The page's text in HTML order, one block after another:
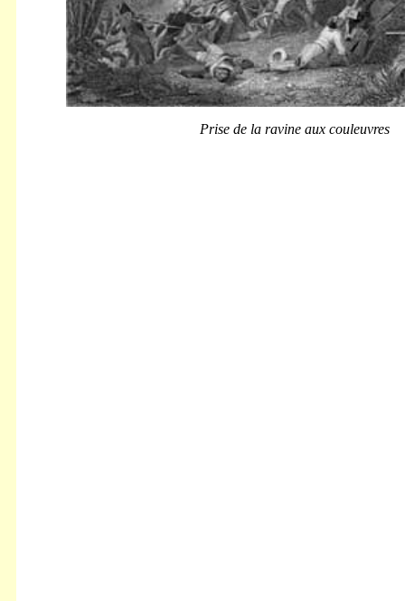
Prise de la ravine aux couleuvres